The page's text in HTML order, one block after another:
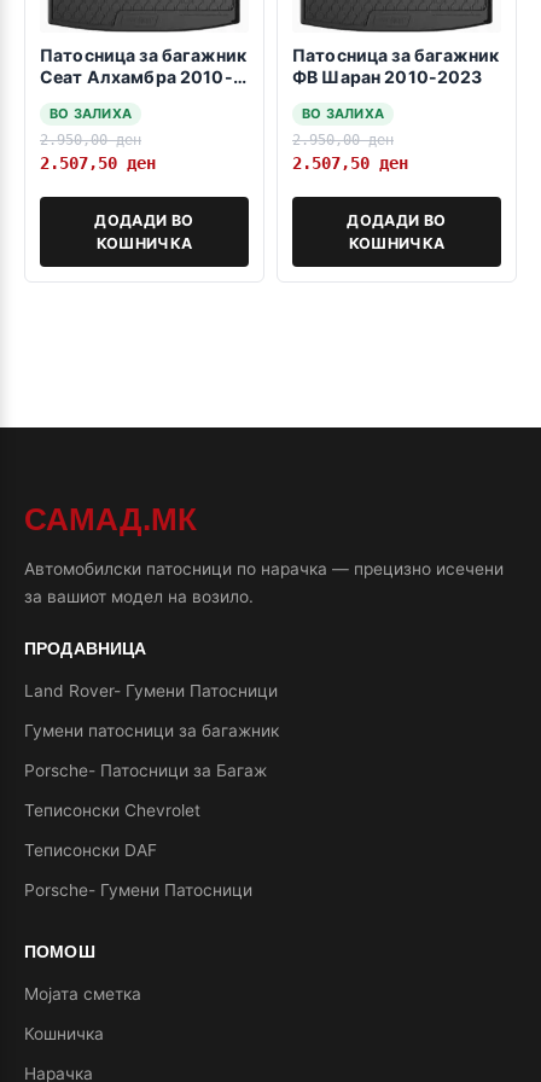
Патосница за багажник
Сеат Алхамбра 2010-
ВО ЗАЛИХА
2.950,00ден
2.507,50 ден
ДОДАДИ ВО
КОШНИЧКА
Патосница за багажник
ФВ Шаран 2010-2023
ВО ЗАЛИХА
2.950,00ден
2.507,50 ден
ДОДАДИ ВО
КОШНИЧКА
САМАД.МК
Автомобилски патосници по нарачка — прецизно исечени
за вашиот модел на возило.
ПРОДАВНИЦА
Land Rover- Гумени Патосници
Гумени патосници за багажник
Porsche- Патосници за Багаж
Теписонски Chevrolet
Теписонски DAF
Porsche- Гумени Патосници
ПОМОШ
Мојата сметка
Кошничка
Нарачка